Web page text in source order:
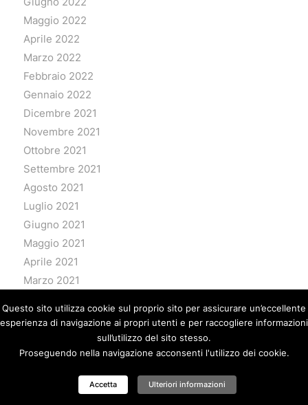
Maggio 2022
Aprile 2022
Marzo 2022
Febbraio 2022
Gennaio 2022
Dicembre 2021
Novembre 2021
Ottobre 2021
Settembre 2021
Agosto 2021
Luglio 2021
Giugno 2021
Maggio 2021
Aprile 2021
Marzo 2021
Gennaio 2021
Dicembre 2020
Novembre 2020
Ottobre 2020
Settembre 2020
Questo sito utilizza cookie sul proprio sito per assicurare un’eccellente
esperienza di navigazione ai propri utenti e per raccogliere informazioni
sull’utilizzo del sito stesso.
Proseguendo nella navigazione acconsenti l'utilizzo dei cookie.
Accetta Ulteriori informazioni